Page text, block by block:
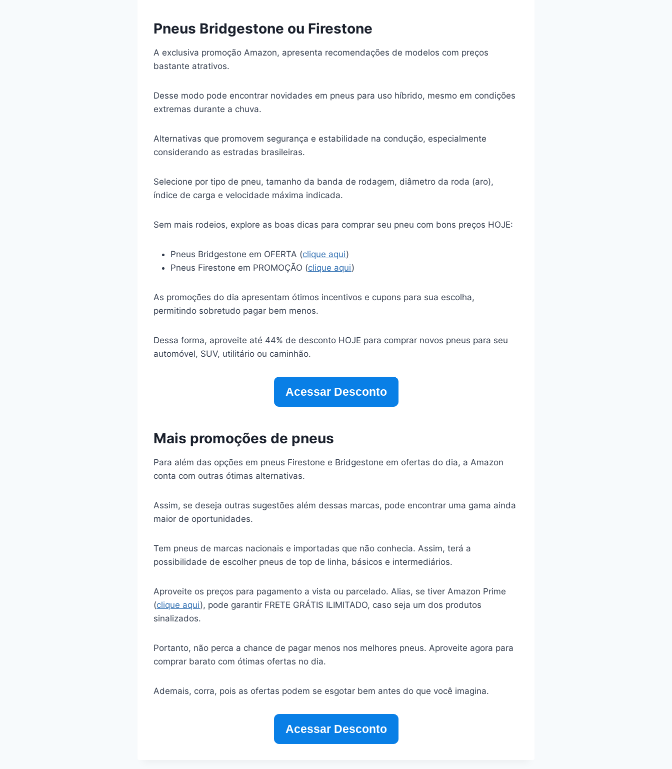
Pneus Bridgestone ou Firestone
A exclusiva promoção Amazon, apresenta recomendações de modelos com preços
bastante atrativos.
Desse modo pode encontrar novidades em pneus para uso híbrido, mesmo em condições
extremas durante a chuva.
Alternativas que promovem segurança e estabilidade na condução, especialmente
considerando as estradas brasileiras.
Selecione por tipo de pneu, tamanho da banda de rodagem, diâmetro da roda (aro),
índice de carga e velocidade máxima indicada.
Sem mais rodeios, explore as boas dicas para comprar seu pneu com bons preços HOJE:
Pneus Bridgestone em OFERTA (clique aqui)
Pneus Firestone em PROMOÇÃO (clique aqui)
As promoções do dia apresentam ótimos incentivos e cupons para sua escolha,
permitindo sobretudo pagar bem menos.
Dessa forma, aproveite até 44% de desconto HOJE para comprar novos pneus para seu
automóvel, SUV, utilitário ou caminhão.
Acessar Desconto
Mais promoções de pneus
Para além das opções em pneus Firestone e Bridgestone em ofertas do dia, a Amazon
conta com outras ótimas alternativas.
Assim, se deseja outras sugestões além dessas marcas, pode encontrar uma gama ainda
maior de oportunidades.
Tem pneus de marcas nacionais e importadas que não conhecia. Assim, terá a
possibilidade de escolher pneus de top de linha, básicos e intermediários.
Aproveite os preços para pagamento a vista ou parcelado. Alias, se tiver Amazon Prime
(clique aqui), pode garantir FRETE GRÁTIS ILIMITADO, caso seja um dos produtos
sinalizados.
Portanto, não perca a chance de pagar menos nos melhores pneus. Aproveite agora para
comprar barato com ótimas ofertas no dia.
Ademais, corra, pois as ofertas podem se esgotar bem antes do que você imagina.
Acessar Desconto